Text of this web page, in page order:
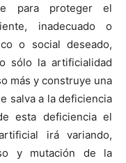
para proteger el
inadecuado o
o social deseado,
sólo la artificialidad
más y construye una
salva a la deficiencia
esta deficiencia el
irá variando,
y mutación de la